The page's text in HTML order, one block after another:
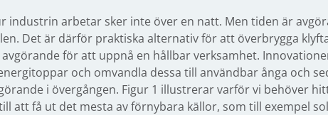
industrin arbetar sker inte över en natt. Men tiden är
Det är därför praktiska alternativ för att överbrygga
för att uppnå en hållbar verksamhet.
och omvandla dessa till användbar ånga och
i övergången. Figur 1 illustrerar varför vi behöver
att få ut det mesta av förnybara källor, som till exempel